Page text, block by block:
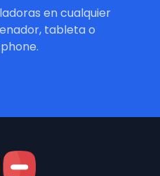
en cualquier
tableta o